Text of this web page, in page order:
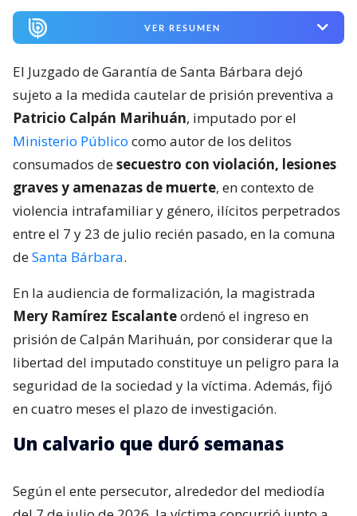
VER RESUMEN
El Juzgado de Garantía de Santa Bárbara dejó
sujeto a la medida cautelar de prisión preventiva a
Patricio Calpán Marihuán, imputado por el
Ministerio Público como autor de los delitos
consumados desecuestro con violación, lesiones
graves y amenazas de muerte, en contexto de
violencia intrafamiliar y género, ilícitos perpetrados
entre el 7 y 23 de julio recién pasado, en la comuna
deSanta Bárbara.
En la audiencia de formalización, la magistrada
Mery Ramírez Escalanteordenó el ingreso en
prisión de Calpán Marihuán, por considerar que la
libertad del imputado constituye un peligro para la
seguridad de la sociedad y la víctima. Además, fijó
en cuatro meses el plazo de investigación.
Un calvario que duró semanas
Según el ente persecutor, alrededor del mediodía